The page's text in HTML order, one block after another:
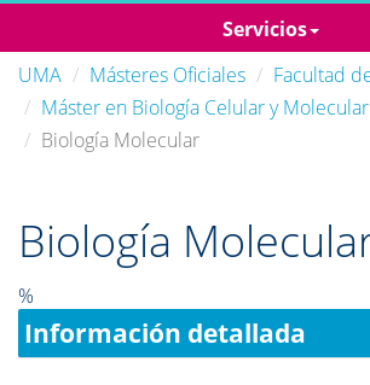
Servicios
UMA
Másteres Oficiales
Facultad
Máster en Biología Celular y Molecular
Biología Molecular
Biología
%
Información detallada